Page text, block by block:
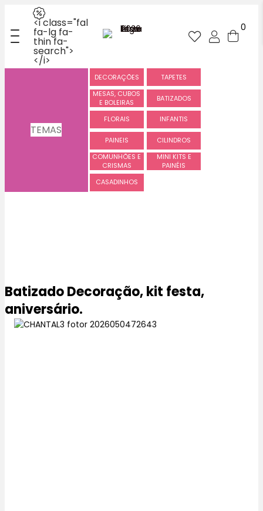
<i class="fal
fa-lg fa-
thin fa-
search">
</i>
0
TEMAS
DECORAÇÕES
TAPETES
MESAS, CUBOS
E BOLEIRAS
BATIZADOS
FLORAIS INFANTIS
PAINEIS
CILINDROS
COMUNHÕES E
CRISMAS
MINI KITS E
PAINÉIS
CASADINHOS
Batizado Decoração, kit festa,
aniversário.